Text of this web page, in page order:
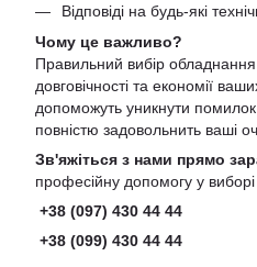
Відповіді на будь-які
Чому це важливо?
Правильний вибір
довговічності та економії
допоможуть уникнути помилок
повністю задовольнить ваші
Зв'яжіться з нами прямо
професійну допомогу у
+38 (097) 430 44 44
+38 (099) 430 44 44